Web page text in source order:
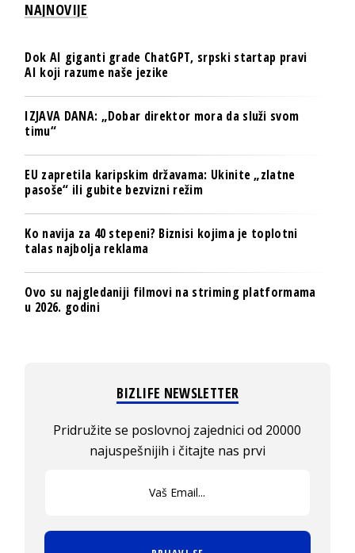
NAJNOVIJE
Dok AI giganti grade ChatGPT, srpski startap pravi
AI koji razume naše jezike
IZJAVA DANA: „Dobar direktor mora da služi svom
timu“
EU zapretila karipskim državama: Ukinite „zlatne
pasoše“ ili gubite bezvizni režim
Ko navija za 40 stepeni? Biznisi kojima je toplotni
talas najbolja reklama
Ovo su najgledaniji filmovi na striming platformama
u 2026. godini
BIZLIFE NEWSLETTER
Pridružite se poslovnoj zajednici od 20000
najuspešnijih i čitajte nas prvi